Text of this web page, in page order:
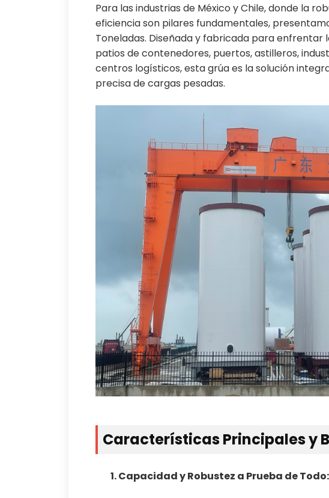
Para las industrias de México y Chile, donde la
eficiencia son pilares fundamentales,
Toneladas. Diseñada y fabricada para enfrentar
patios de contenedores, puertos, astilleros,
centros logísticos, esta grúa es la solución
precisa de cargas pesadas.
Características Principales y
1. Capacidad y Robustez a Prueba de Todo: